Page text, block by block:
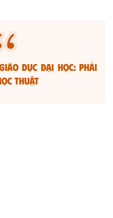
dục đại học: Phải
thuật